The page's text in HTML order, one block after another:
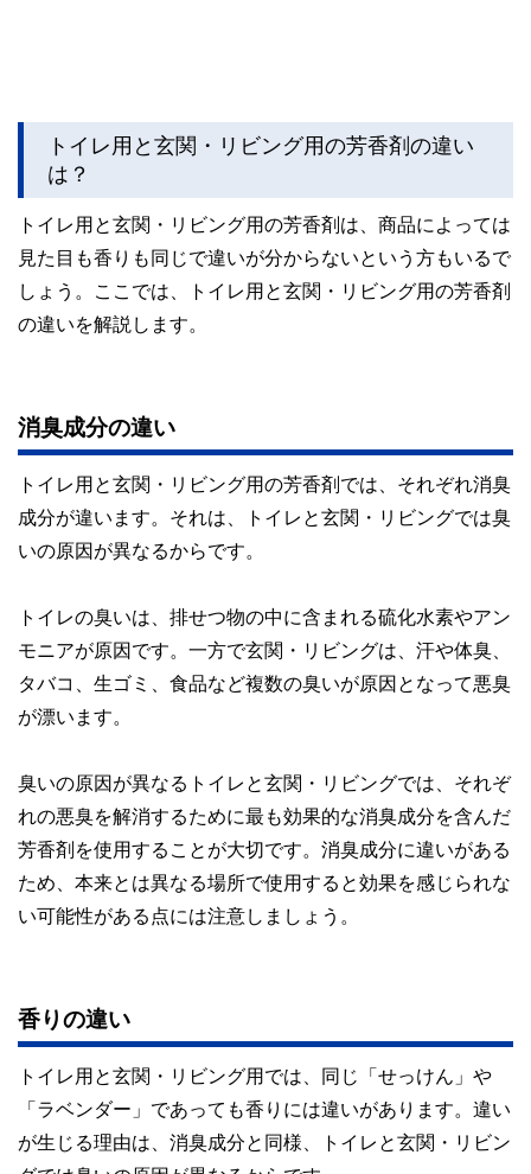
トイレ用と玄関・リビング用の芳香剤の違い
は？
トイレ用と玄関・リビング用の芳香剤は、商品によっては
見た目も香りも同じで違いが分からないという方もいるで
しょう。ここでは、トイレ用と玄関・リビング用の芳香剤
の違いを解説します。
消臭成分の違い
トイレ用と玄関・リビング用の芳香剤では、それぞれ消臭
成分が違います。それは、トイレと玄関・リビングでは臭
いの原因が異なるからです。
トイレの臭いは、排せつ物の中に含まれる硫化水素やアン
モニアが原因です。一方で玄関・リビングは、汗や体臭、
タバコ、生ゴミ、食品など複数の臭いが原因となって悪臭
が漂います。
臭いの原因が異なるトイレと玄関・リビングでは、それぞ
れの悪臭を解消するために最も効果的な消臭成分を含んだ
芳香剤を使用することが大切です。消臭成分に違いがある
ため、本来とは異なる場所で使用すると効果を感じられな
い可能性がある点には注意しましょう。
香りの違い
トイレ用と玄関・リビング用では、同じ「せっけん」や
「ラベンダー」であっても香りには違いがあります。違い
が生じる理由は、消臭成分と同様、トイレと玄関・リビン